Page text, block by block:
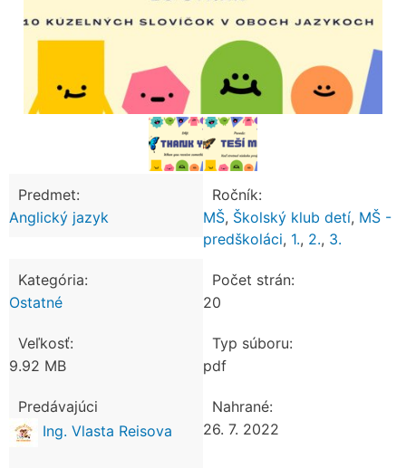
Predmet:
Anglický jazyk
Ročník:
MŠ, Školský klub detí, MŠ -
predškoláci, 1., 2., 3.
Kategória:
Ostatné
Počet strán:
20
Veľkosť:
9.92 MB
Typ súboru:
pdf
Predávajúci
Ing. Vlasta Reisova
Nahrané:
26. 7. 2022